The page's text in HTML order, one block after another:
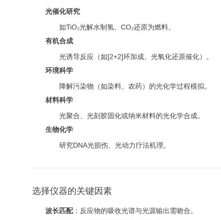
光催化研究
如TiO₂光解水制氢、CO₂还原为燃料。
有机合成
光诱导反应（如[2+2]环加成、光氧化还原催化）。
环境科学
降解污染物（如染料、农药）的光化学过程模拟。
材料科学
光聚合、光刻胶固化或纳米材料的光化学合成。
生物化学
研究DNA光损伤、光动力疗法机理。
选择仪器的关键因素
波长匹配：反应物的吸收光谱与光源输出需吻合。